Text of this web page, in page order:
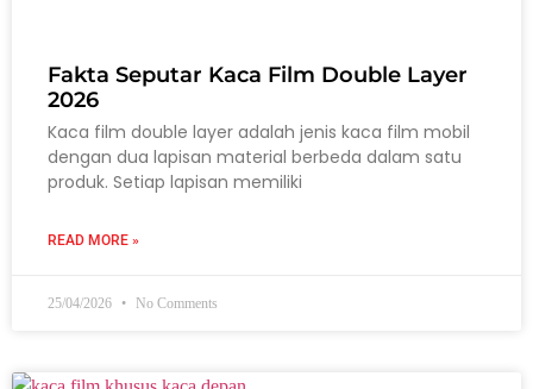
Fakta Seputar Kaca Film Double Layer
2026
Kaca film double layer adalah jenis kaca film mobil
dengan dua lapisan material berbeda dalam satu
produk. Setiap lapisan memiliki
READ MORE »
25/04/2026 No Comments